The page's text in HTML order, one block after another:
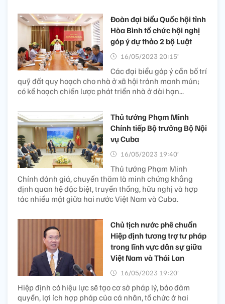
Đoàn đại biểu Quốc hội tỉnh
Hòa Bình tổ chức hội nghị
góp ý dự thảo 2 bộ Luật
16/05/2023 20:15’
Các đại biểu góp ý cần bố trí
quỹ đất quy hoạch cho nhà ở xã hội tránh manh mún;
có kế hoạch chiến lược phát triển nhà ở dài hạn...
Thủ tướng Phạm Minh
Chính tiếp Bộ trưởng Bộ Nội
vụ Cuba
16/05/2023 19:40’
Thủ tướng Phạm Minh
Chính đánh giá, chuyến thăm là minh chứng khẳng
định quan hệ đặc biệt, truyền thống, hữu nghị và hợp
tác nhiều mặt giữa hai nước Việt Nam và Cuba.
Chủ tịch nước phê chuẩn
Hiệp định tương trợ tư pháp
trong lĩnh vực dân sự giữa
Việt Nam và Thái Lan
16/05/2023 19:20’
Hiệp định có hiệu lực sẽ tạo cơ sở pháp lý, bảo đảm
quyền, lợi ích hợp pháp của cá nhân, tổ chức ở hai